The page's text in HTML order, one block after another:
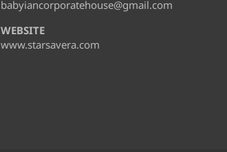
babyiancorporatehouse@gmail.com
WEBSITE
www.starsavera.com